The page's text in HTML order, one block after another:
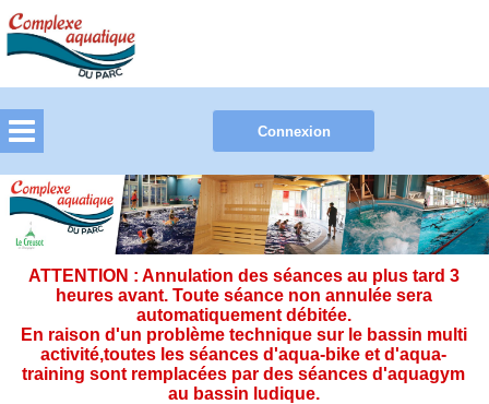
ATTENTION : Annulation des séances au plus tard 3
heures avant. Toute séance non annulée sera
automatiquement débitée.
En raison d'un problème technique sur le bassin multi
activité,toutes les séances d'aqua-bike et d'aqua-
training sont remplacées par des séances d'aquagym
au bassin ludique.